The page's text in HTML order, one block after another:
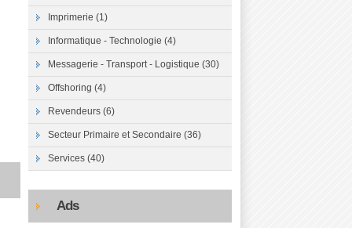
Imprimerie (1)
Informatique - Technologie (4)
Messagerie - Transport - Logistique (30)
Offshoring (4)
Revendeurs (6)
Secteur Primaire et Secondaire (36)
Services (40)
Ads